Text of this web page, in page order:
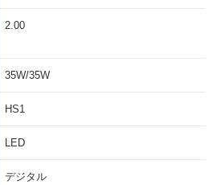
2.00
35W/35W
HS1
LED
デジタル